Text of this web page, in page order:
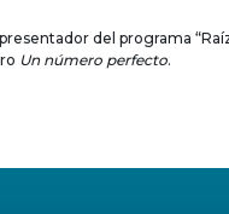
del programa
Un número perfecto.